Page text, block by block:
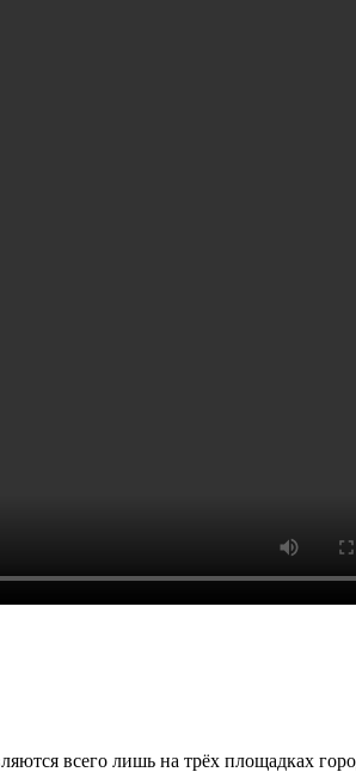
всего лишь на трёх площадках